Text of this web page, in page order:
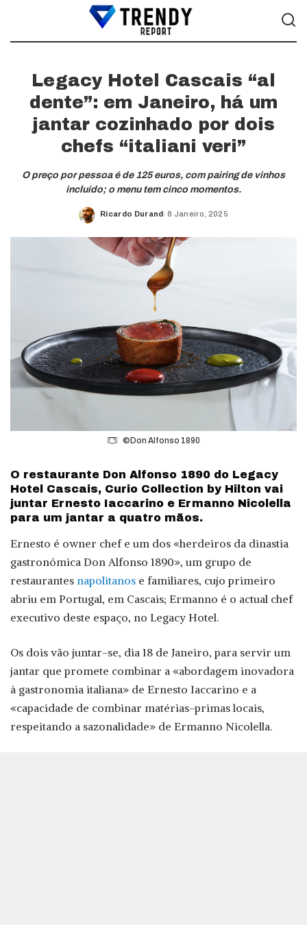
Legacy Hotel Cascais “al
dente”: em Janeiro, há um
jantar cozinhado por dois
chefs “italiani veri”
O preço por pessoa é de 125 euros, com pairing de vinhos
incluído; o menu tem cinco momentos.
Posted
Ricardo Durand 8 Janeiro, 2025
©Don Alfonso 1890
O restaurante Don Alfonso 1890 do Legacy
Hotel Cascais, Curio Collection by Hilton vai
juntar Ernesto Iaccarino e Ermanno Nicolella
para um jantar a quatro mãos.
Ernesto é owner chef e um dos «herdeiros da dinastia
gastronómica Don Alfonso 1890», um grupo de
restaurantes napolitanos e familiares, cujo primeiro
abriu em Portugal, em Cascais; Ermanno é o actual chef
executivo deste espaço, no Legacy Hotel.
Os dois vão juntar-se, dia 18 de Janeiro, para servir um
jantar que promete combinar a «abordagem inovadora
à gastronomia italiana» de Ernesto Iaccarino e a
«capacidade de combinar matérias-primas locais,
respeitando a sazonalidade» de Ermanno Nicolella.